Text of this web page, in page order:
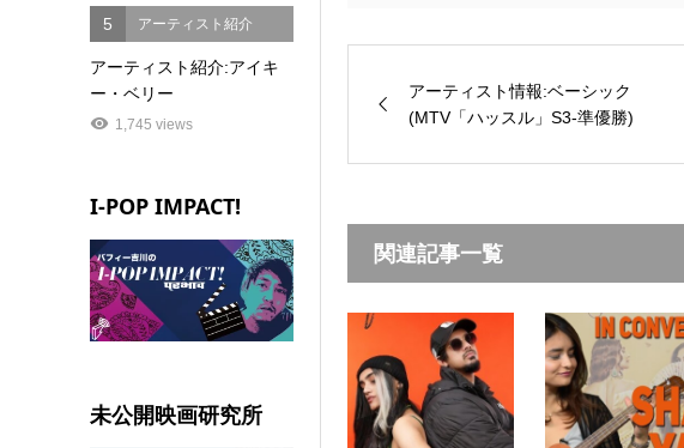
アーティスト情報:ベーシック
(MTV「ハッスル」S3-準優勝)
関連記事一覧
5 アーティスト紹介
アーティスト紹介:アイキ
ー・ベリー
1,745 views
I-POP IMPACT!
未公開映画研究所